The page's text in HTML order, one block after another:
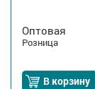
Оптовая
Розница
В корзину